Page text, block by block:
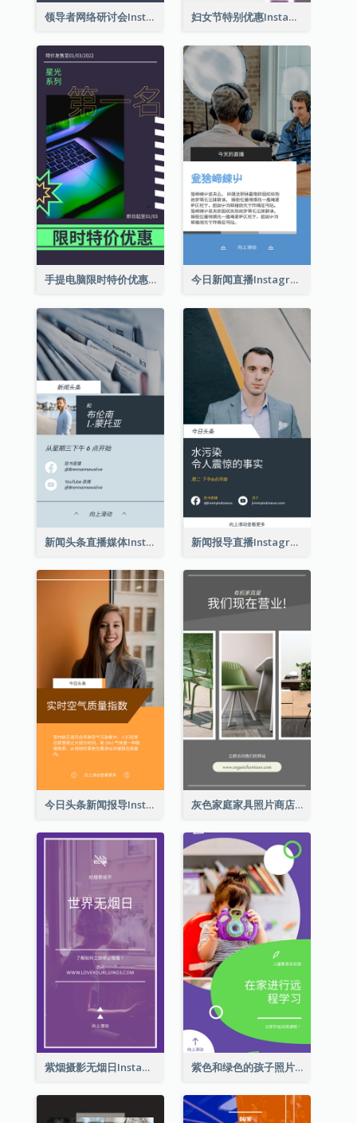
领导者网络研讨会Instagram限时动态 妇女节特别优惠Instagram限时动态
手提电脑限时特价优惠Instagram限时动态 今日新闻直播Instagram限时动态
新闻头条直播媒体Instagram限时动态 新闻报导直播Instagram限时动态
今日头条新闻报导Instagram限时动态 灰色家庭家具照片商店开业Instagram限时动态
紫烟摄影无烟日Instagram限时动态 紫色和绿色的孩子照片远程学习Instagram限时动态